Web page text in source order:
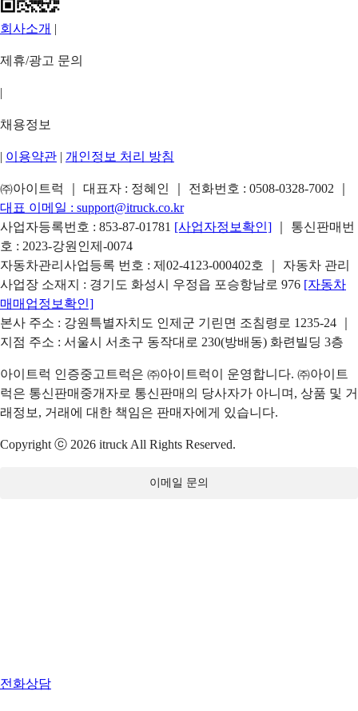
회사소개 |
제휴/광고 문의
|
채용정보
| 이용약관 | 개인정보 처리 방침
㈜아이트럭 ｜ 대표자 : 정혜인 ｜ 전화번호 : 0508-0328-7002
대표 이메일 : support@itruck.co.kr
사업자등록번호 : 853-87-01781 [사업자정보확인]
｜ 통신판매번
호 : 2023-강원인제-0074
자동차관리사업등록 번호 : 제02-4123-000402호 ｜ 자동차 관리
사업장 소재지 : 경기도 화성시 우정읍 포승항남로 976 [자동차
매매업정보확인]
본사 주소 : 강원특별자치도 인제군 기린면 조침령로 1235-24 ｜
지점 주소 : 서울시 서초구 동작대로 230(방배동) 화련빌딩 3층
아이트럭 인증중고트럭은 ㈜아이트럭이 운영합니다. ㈜아이트
럭은 통신판매중개자로 통신판매의 당사자가 아니며, 상품 및 거
래정보, 거래에 대한 책임은 판매자에게 있습니다.
Copyright ⓒ 2026 itruck All Rights Reserved.
이메일 문의
전화상담